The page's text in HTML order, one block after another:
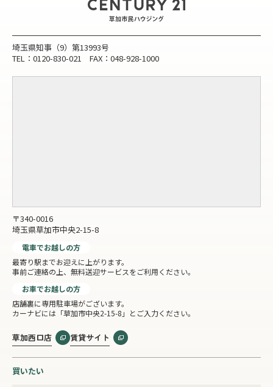
埼玉県知事（9）第13993号
TEL：0120-830-021 FAX：048-928-1000
〒340-0016
埼玉県草加市中央2-15-8
電車でお越しの方
最寄り駅までお迎えに上がります。
事前ご連絡の上、無料送迎サービスをご利用ください。
お車でお越しの方
店舗裏に専用駐車場がございます。
カーナビには「草加市中央2-15-8」とご入力ください。
草加西口店 賃貸サイト
買いたい